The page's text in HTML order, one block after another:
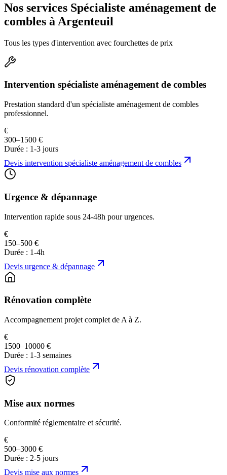
Nos services Spécialiste aménagement de
combles à Argenteuil
Tous les types d'intervention avec fourchettes de prix
Intervention spécialiste aménagement de combles
Prestation standard d'un spécialiste aménagement de combles
professionnel.
€
300–1500 €
Durée : 1-3 jours
Devis intervention spécialiste aménagement de combles
Urgence & dépannage
Intervention rapide sous 24-48h pour urgences.
€
150–500 €
Durée : 1-4h
Devis urgence & dépannage
Rénovation complète
Accompagnement projet complet de A à Z.
€
1500–10000 €
Durée : 1-3 semaines
Devis rénovation complète
Mise aux normes
Conformité réglementaire et sécurité.
€
500–3000 €
Durée : 2-5 jours
Devis mise aux normes